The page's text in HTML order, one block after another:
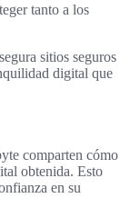
tanto a los
sitios seguros
digital que
comparten cómo
obtenida. Esto
en su